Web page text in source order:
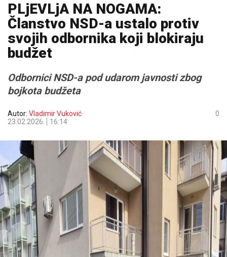
PLjEVLjA NA NOGAMA:
Članstvo NSD-a ustalo protiv
svojih odbornika koji blokiraju
budžet
Odbornici NSD-a pod udarom javnosti zbog
bojkota budžeta
Autor: Vladimir Vuković
23.02.2026.
16:14
0